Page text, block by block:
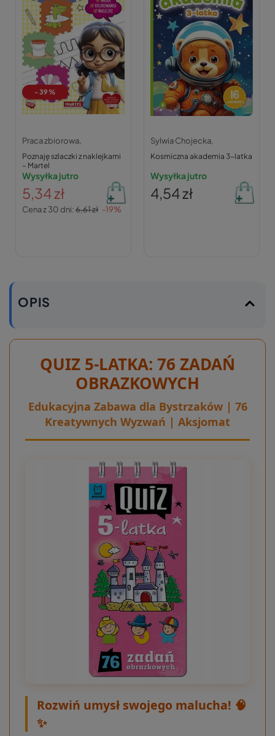
-39%
Praca zbiorowa,
Poznaję szlaczki z naklejkami
– Martel
Wysyłka jutro
5,34 zł
Cena z 30 dni:6,61 zł -19%
Sylwia Chojecka,
Kosmiczna akademia 3-latka
Wysyłka jutro
4,54 zł
OPIS
QUIZ 5-LATKA: 76 ZADAŃ
OBRAZKOWYCH
Edukacyjna Zabawa dla Bystrzaków | 76
Kreatywnych Wyzwań | Aksjomat
Rozwiń umysł swojego malucha! 🧠
✨